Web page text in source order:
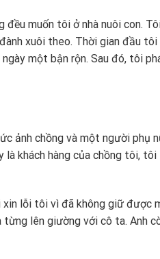
đều muốn tôi ở nhà nuôi con.
xuôi theo. Thời gian đầu tôi
một bận rộn. Sau đó, tôi
ảnh chồng và một người phụ
khách hàng của chồng tôi,
lỗi tôi vì đã không giữ được
lên giường với cô ta. Anh